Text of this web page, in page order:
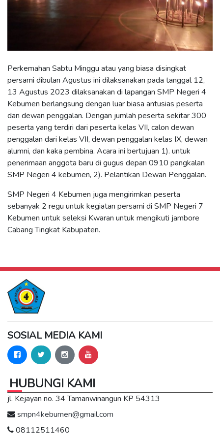
Perkemahan Sabtu Minggu atau yang biasa disingkat
persami dibulan Agustus ini dilaksanakan pada tanggal 12,
13 Agustus 2023 dilaksanakan di lapangan SMP Negeri 4
Kebumen berlangsung dengan luar biasa antusias peserta
dan dewan penggalan. Dengan jumlah peserta sekitar 300
peserta yang terdiri dari peserta kelas VII, calon dewan
penggalan dari kelas VII, dewan penggalan kelas IX, dewan
alumni, dan kaka pembina. Acara ini bertujuan 1). untuk
penerimaan anggota baru di gugus depan 0910 pangkalan
SMP Negeri 4 kebumen, 2). Pelantikan Dewan Penggalan.
SMP Negeri 4 Kebumen juga mengirimkan peserta
sebanyak 2 regu untuk kegiatan persami di SMP Negeri 7
Kebumen untuk seleksi Kwaran untuk mengikuti jambore
Cabang Tingkat Kabupaten.
SOSIAL MEDIA KAMI
HUBUNGI KAMI
jl. Kejayan no. 34 Tamanwinangun KP 54313
smpn4kebumen@gmail.com
08112511460